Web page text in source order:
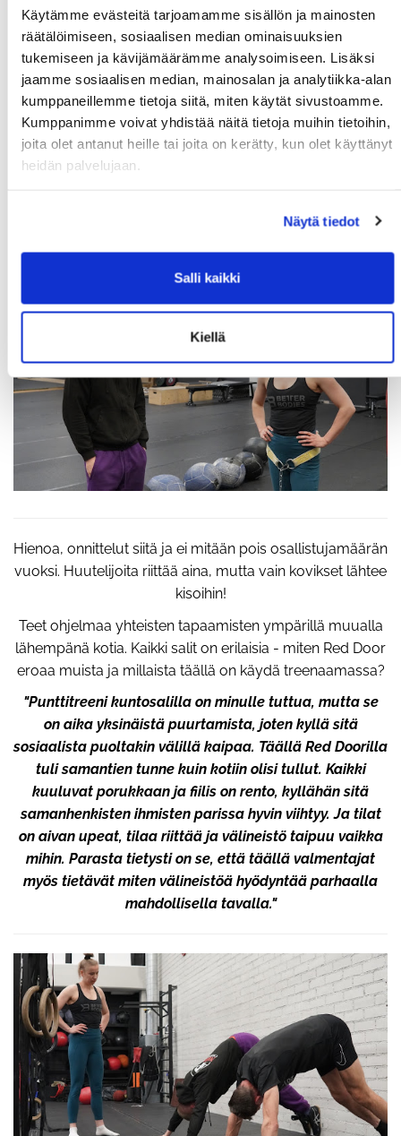
Käytämme evästeitä tarjoamamme sisällön ja mainosten
räätälöimiseen, sosiaalisen median ominaisuuksien
tukemiseen ja kävijämäärämme analysoimiseen. Lisäksi
jaamme sosiaalisen median, mainosalan ja analytiikka-alan
kumppaneillemme tietoja siitä, miten käytät sivustoamme.
Kumppanimme voivat yhdistää näitä tietoja muihin tietoihin,
joita olet antanut heille tai joita on kerätty, kun olet käyttänyt
heidän palvelujaan.
Näytä tiedot
Salli kaikki
Kiellä
nappiin ja näin lyhyelläkin valmennuksella sain lopulta
vanhaa ennätystäni parannettua kisassa kolmella
toistolla. Tuloksella 14 toistoa irtosi yli 40-vuotiaiden
naisten suomenmestaruus alle 70 kiloisten sarjassa,
tosin olin sarjan ainut osanottaja. Mutta tavoitteeni
ovat kuitenkin tulevassa ja minulle tärkeintä oli saada
"pää auki" kisaamisen suhteen. Kilpailutilanne jännitti
valtavasti, mutta heti suorituksen jälkeen tuli fiilis, että
Hienoa, onnittelut siitä ja ei mitään pois osallistujamäärän
vuoksi. Huutelijoita riittää aina, mutta vain kovikset lähtee
kisoihin!
Teet ohjelmaa yhteisten tapaamisten ympärillä muualla
lähempänä kotia. Kaikki salit on erilaisia - miten Red Door
eroaa muista ja millaista täällä on käydä treenaamassa?
"Punttitreeni kuntosalilla on minulle tuttua, mutta se
on aika yksinäistä puurtamista, joten kyllä sitä
sosiaalista puoltakin välillä kaipaa. Täällä Red Doorilla
tuli samantien tunne kuin kotiin olisi tullut. Kaikki
kuuluvat porukkaan ja fiilis on rento, kyllähän sitä
samanhenkisten ihmisten parissa hyvin viihtyy. Ja tilat
on aivan upeat, tilaa riittää ja välineistö taipuu vaikka
mihin. Parasta tietysti on se, että täällä valmentajat
myös tietävät miten välineistöä hyödyntää parhaalla
mahdollisella tavalla."